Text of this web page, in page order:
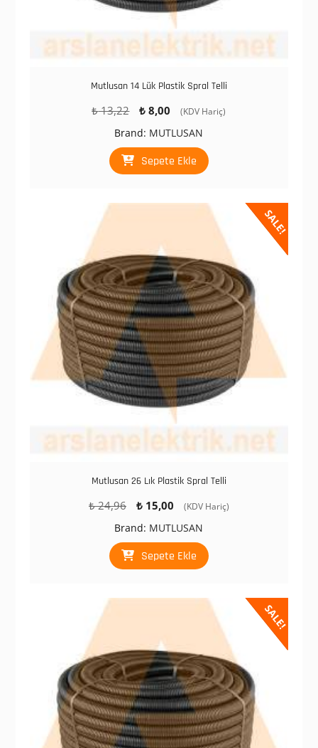
Mutlusan 14 Lük Plastik Spral Telli
₺13,22
Orijinal
₺ 13,22.
₺ 8,00
Şu
fiyat:
₺ 8,00.
(KDV Hariç)
Brand: MUTLUSAN
Sepete Ekle
SALE!
Mutlusan 26 Lık Plastik Spral Telli
₺24,96
Orijinal
fiyat:
₺ 24,96.
₺15,00
Şu
fiyat:
₺ 15,00.
(KDV Hariç)
Brand: MUTLUSAN
Sepete Ekle
SALE!